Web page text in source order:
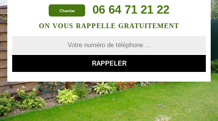
Chantier 06 64 71 21 22
ON VOUS RAPPELLE GRATUITEMENT